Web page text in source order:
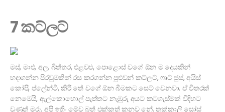
7 කට්ලට්
මස්, මාළු, අල, බිත්තර, එළවළු, පොළොස් වගේ ඕන ම දෙයකින්
හදාගන්න පිරවුමකින් රස කරගන්න පුළුවන් කට්ලට්, ෆෘට් ජූස්, අයිස්
කෝපි, ප්ලේන්ටී, කිරි තේ වගේ ඕන බීමකට සෙට් වෙනවා. ඒ විතරක්
නෙමෙයි, ඇල්කොහොල් පැත්තට නැඹුරු අයට කටගැස්මක් විදිහට
වුණත් මරු. අපි ඉතිං මේව බත් එක්කත් කනව නේ. තක්කාලි සෝස්